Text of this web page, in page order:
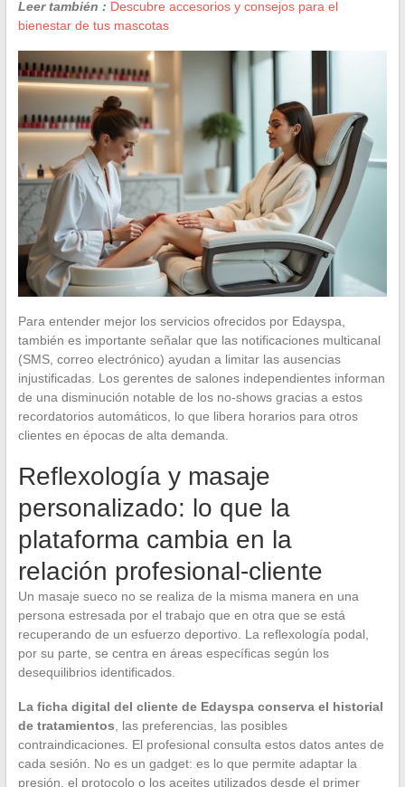
Leer también : Descubre accesorios y consejos para el
bienestar de tus mascotas
Para entender mejor los servicios ofrecidos por Edayspa,
también es importante señalar que las notificaciones multicanal
(SMS, correo electrónico) ayudan a limitar las ausencias
injustificadas. Los gerentes de salones independientes informan
de una disminución notable de los no-shows gracias a estos
recordatorios automáticos, lo que libera horarios para otros
clientes en épocas de alta demanda.
Reflexología y masaje
personalizado: lo que la
plataforma cambia en la
relación profesional-cliente
Un masaje sueco no se realiza de la misma manera en una
persona estresada por el trabajo que en otra que se está
recuperando de un esfuerzo deportivo. La reflexología podal,
por su parte, se centra en áreas específicas según los
desequilibrios identificados.
La ficha digital del cliente de Edayspa conserva el historial
de tratamientos, las preferencias, las posibles
contraindicaciones. El profesional consulta estos datos antes de
cada sesión. No es un gadget: es lo que permite adaptar la
presión, el protocolo o los aceites utilizados desde el primer